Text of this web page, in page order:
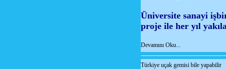
Üniversite sanayi
proje ile her yıl
Devamını Oku...
Türkiye uçak gemisi bile yapabilir